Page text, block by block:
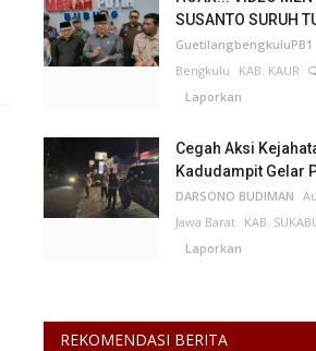
SUSANTO SURUH
GuetilangbengkuluPB1
Bengkulu
KAB. KAUR
Laporkan
Cegah Aksi
Kadudampit Gelar
DARSONO BUDIMAN
Jawa Barat KAB.
Laporkan
REKOMENDASI BERITA